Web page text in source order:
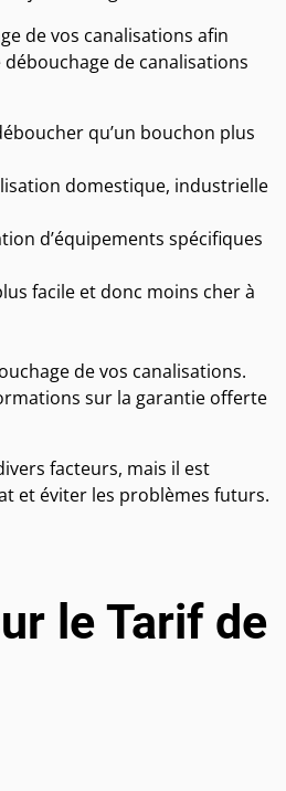
de vos canalisations afin
de canalisations
qu’un bouchon plus
domestique, industrielle
d’équipements spécifiques
facile et donc moins cher à
de vos canalisations.
sur la garantie offerte
facteurs, mais il est
et éviter les problèmes futurs.
le Tarif de